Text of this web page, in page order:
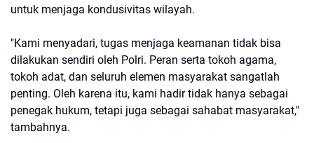
untuk menjaga kondusivitas wilayah.
"Kami menyadari, tugas menjaga keamanan tidak bisa
dilakukan sendiri oleh Polri. Peran serta tokoh agama,
tokoh adat, dan seluruh elemen masyarakat sangatlah
penting. Oleh karena itu, kami hadir tidak hanya sebagai
penegak hukum, tetapi juga sebagai sahabat masyarakat,"
tambahnya.